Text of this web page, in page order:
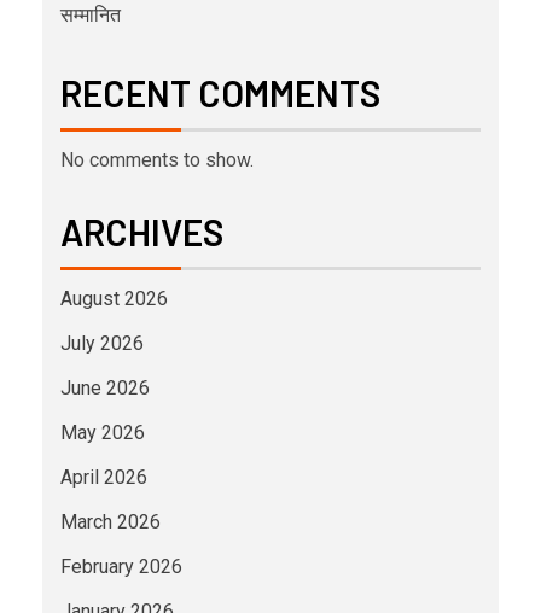
सम्मानित
RECENT COMMENTS
No comments to show.
ARCHIVES
August 2026
July 2026
June 2026
May 2026
April 2026
March 2026
February 2026